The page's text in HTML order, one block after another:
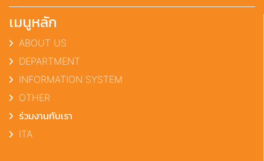
เมนูหลัก
ABOUT US
DEPARTMENT
INFORMATION SYSTEM
OTHER
ร่วมงานกับเรา
ITA